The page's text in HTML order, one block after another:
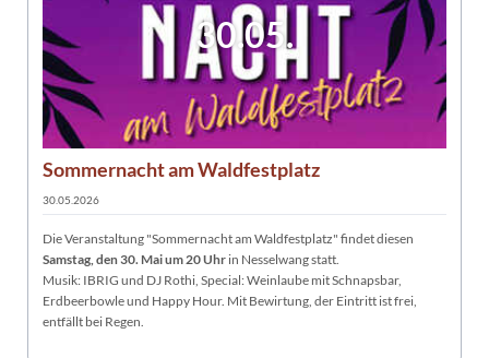
30.05.
Sommernacht am Waldfestplatz
30.05.2026
Die Veranstaltung "Sommernacht am Waldfestplatz" findet diesen
Samstag, den 30. Mai um 20 Uhr in Nesselwang statt.
Musik: IBRIG und DJ Rothi, Special: Weinlaube mit Schnapsbar,
Erdbeerbowle und Happy Hour. Mit Bewirtung, der Eintritt ist frei,
entfällt bei Regen.